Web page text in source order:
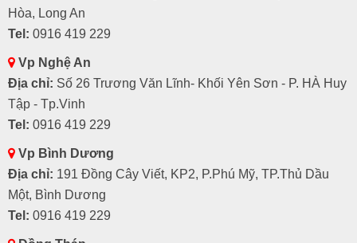
Hòa, Long An
Tel: 0916 419 229
Vp Nghệ An
Địa chỉ: Số 26 Trương Văn Lĩnh- Khối Yên Sơn - P. HÀ Huy
Tập - Tp.Vinh
Tel: 0916 419 229
Vp Bình Dương
Địa chỉ: 191 Đồng Cây Viết, KP2, P.Phú Mỹ, TP.Thủ Dầu
Một, Bình Dương
Tel: 0916 419 229